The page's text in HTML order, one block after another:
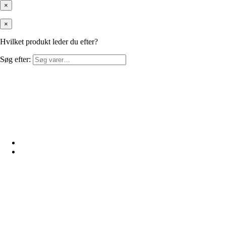
×
×
Hvilket produkt leder du efter?
Søg efter: